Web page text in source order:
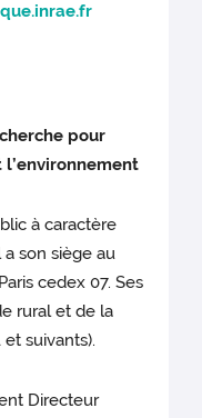
pour
à caractère
son siège au
cedex 07. Ses
rural et de la
suivants).
Directeur